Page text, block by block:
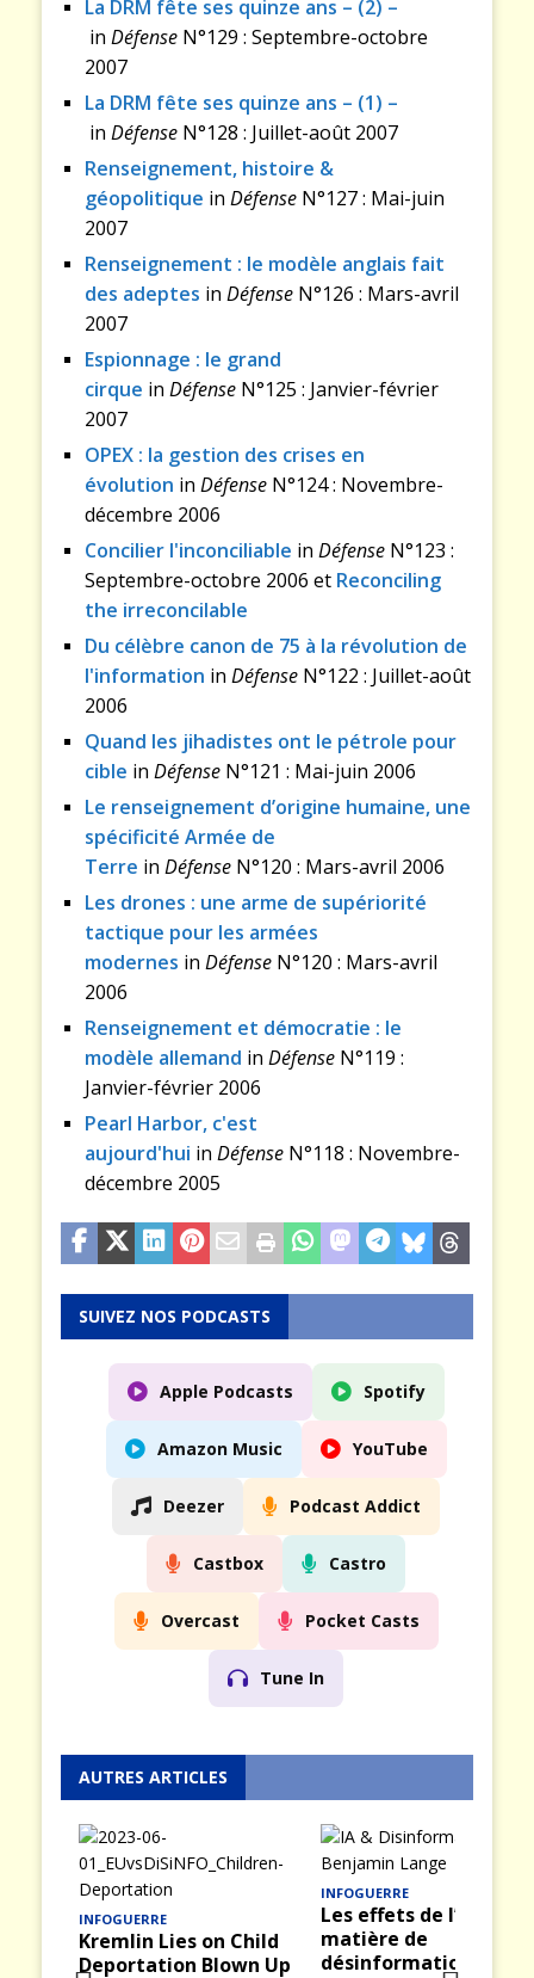
La DRM fête ses quinze ans – (2) –
in Défense N°129 : Septembre-octobre
2007
La DRM fête ses quinze ans – (1) –
in Défense N°128 : Juillet-août 2007
Renseignement, histoire &
géopolitique in Défense N°127 : Mai-juin
2007
Renseignement : le modèle anglais fait
des adeptes in Défense N°126 : Mars-avril
2007
Espionnage : le grand
cirque in Défense N°125 : Janvier-février
2007
OPEX : la gestion des crises en
évolution in Défense N°124 : Novembre-
décembre 2006
Concilier l'inconciliable in Défense N°123 :
Septembre-octobre 2006 et Reconciling
the irreconcilable
Du célèbre canon de 75 à la révolution de
l'information in Défense N°122 : Juillet-août
2006
Quand les jihadistes ont le pétrole pour
cible in Défense N°121 : Mai-juin 2006
Le renseignement d’origine humaine, une
spécificité Armée de
Terre in Défense N°120 : Mars-avril 2006
Les drones : une arme de supériorité
tactique pour les armées
modernes in Défense N°120 : Mars-avril
2006
Renseignement et démocratie : le
modèle allemand in Défense N°119 :
Janvier-février 2006
Pearl Harbor, c'est
aujourd'hui in Défense N°118 : Novembre-
décembre 2005
SUIVEZ NOS PODCASTS
Apple Podcasts Spotify
Amazon Music YouTube
Deezer Podcast Addict
Castbox Castro
Overcast Pocket Casts
Tune In
AUTRES ARTICLES
INFOGUERRE
Les effets de l’IA en
matière de
désinformation